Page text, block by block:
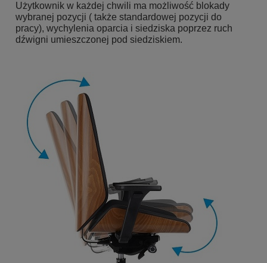
Użytkownik w każdej chwili ma możliwość blokady
wybranej pozycji ( także standardowej pozycji do
pracy), wychylenia oparcia i siedziska poprzez ruch
dźwigni umieszczonej pod siedziskiem.